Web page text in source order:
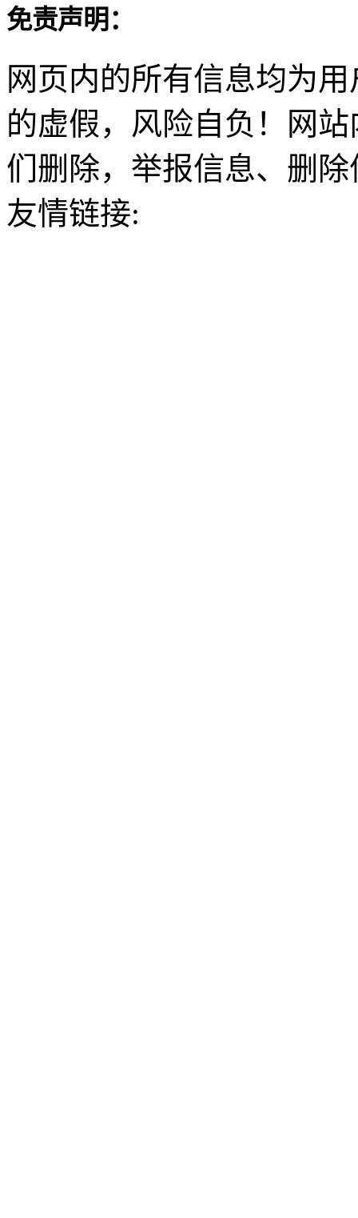
免责声明：
网页内的所有信息均为
的虚假，风险自负！网
们删除，举报信息、删
友情链接: